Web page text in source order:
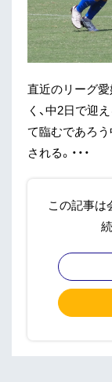
直近のリーグ
く、中2日で迎
て臨むであろ
される。・・・
この記事は